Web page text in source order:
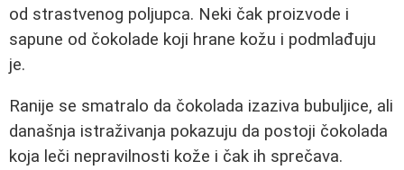
od strastvenog poljupca. Neki čak proizvode i
sapune od čokolade koji hrane kožu i podmlađuju
je.
Ranije se smatralo da čokolada izaziva bubuljice, ali
današnja istraživanja pokazuju da postoji čokolada
koja leči nepravilnosti kože i čak ih sprečava.